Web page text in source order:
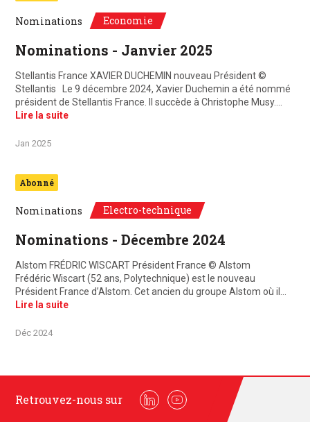
Nominations Economie
Nominations - Janvier 2025
Stellantis France XAVIER DUCHEMIN nouveau Président ©
Stellantis Le 9 décembre 2024, Xavier Duchemin a été nommé
président de Stellantis France. Il succède à Christophe Musy.…
Lire la suite
Jan 2025
Abonné
Nominations Electro-technique
Nominations - Décembre 2024
Alstom FRÉDRIC WISCART Président France © Alstom
Frédéric Wiscart (52 ans, Polytechnique) est le nouveau
Président France d’Alstom. Cet ancien du groupe Alstom où il…
Lire la suite
Déc 2024
Retrouvez-nous sur
LinkedinYoutube